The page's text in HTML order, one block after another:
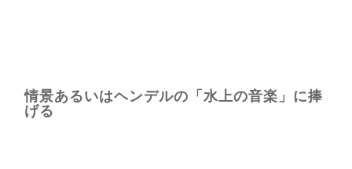
情景あるいはヘンデルの「水上の音楽」に捧
げる